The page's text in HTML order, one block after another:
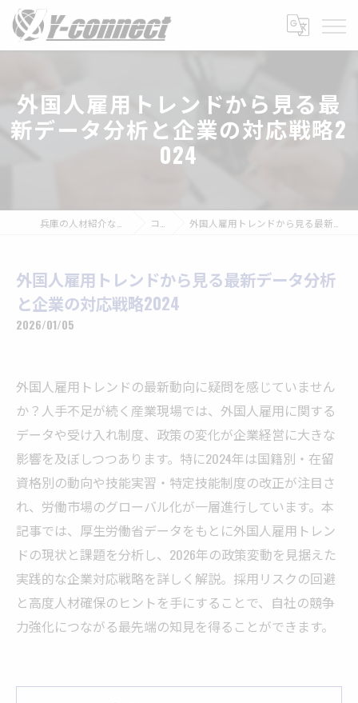
外国人雇用トレンドから見る最
新データ分析と企業の対応戦略2
024
コラム 外国人雇用トレンドから見る最新データ分析と企業の対応戦略2024
外国人雇用トレンドから見る最新データ分析
と企業の対応戦略2024
2026/01/05
外国人雇用トレンドの最新動向に疑問を感じていません
か？人手不足が続く産業現場では、外国人雇用に関する
データや受け入れ制度、政策の変化が企業経営に大きな
影響を及ぼしつつあります。特に2024年は国籍別・在留
資格別の動向や技能実習・特定技能制度の改正が注目さ
れ、労働市場のグローバル化が一層進行しています。本
記事では、厚生労働省データをもとに外国人雇用トレン
ドの現状と課題を分析し、2026年の政策変動を見据えた
実践的な企業対応戦略を詳しく解説。採用リスクの回避
と高度人材確保のヒントを手にすることで、自社の競争
力強化につながる最先端の知見を得ることができます。